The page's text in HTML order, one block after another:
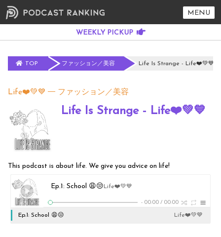
MENU
TOP ファッション／美容 Life Is Strange - Life❤️💚💙
Life❤️💚💙 ファッション／美容
Life Is Strange - Life❤️💚💙
This podcast is about life. We give you advice on life!
Ep.1: School 😩😒 Life❤️💚💙
- 00:00 / 00:00
Ep.1: School 😩😒 Life❤️💚💙